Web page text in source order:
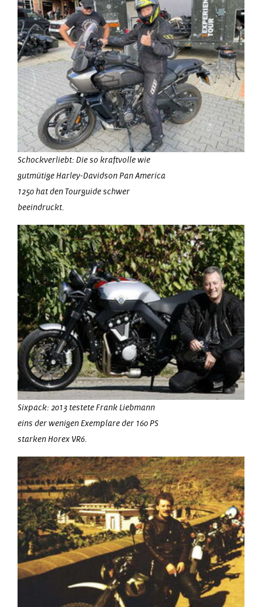
Schockverliebt: Die so kraftvolle wie
gutmütige Harley-Davidson Pan America
1250 hat den Tourguide schwer
beeindruckt.
Sixpack: 2013 testete Frank Liebmann
eins der wenigen Exemplare der 160 PS
starken Horex VR6.